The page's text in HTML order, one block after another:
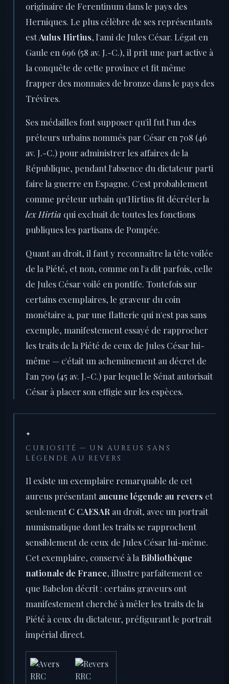
originaire de Ferentinum dans le pays des
Herniques. Le plus célèbre de ses représentants
estAulus Hirtius, l'ami de Jules César. Légat en
Gaule en 696 (58 av. J.-C.), il prit une part active à
la conquête de cette province et fit même
frapper des monnaies de bronze dans le pays des
Trévires.
Ses médailles font supposer qu'il fut l'un des
préteurs urbains nommés par César en 708 (46
av. J.-C.) pour administrer les affaires de la
République, pendant l'absence du dictateur parti
faire la guerre en Espagne. C'est probablement
comme préteur urbain qu'Hirtius fit décréter la
lex Hirtia qui excluait de toutes les fonctions
publiques les partisans de Pompée.
Quant au droit, il faut y reconnaître la tête voilée
de la Piété, et non, comme on l'a dit parfois, celle
de Jules César voilé en pontife. Toutefois sur
certains exemplaires, le graveur du coin
monétaire a, par une flatterie qui n'est pas sans
exemple, manifestement essayé de rapprocher
les traits de la Piété de ceux de Jules César lui-
même — c'était un acheminement au décret de
l'an 709 (45 av. J.-C.) par lequel le Sénat autorisait
César à placer son effigie sur les espèces.
✦
CURIOSITÉ — UN AUREUS SANS
LÉGENDE AU REVERS
Il existe un exemplaire remarquable de cet
aureus présentantaucune légende au revers et
seulementC CAESAR au droit, avec un portrait
numismatique dont les traits se rapprochent
sensiblement de ceux de Jules César lui-même.
Cet exemplaire, conservé à la Bibliothèque
nationale de France, illustre parfaitement ce
que Babelon décrit : certains graveurs ont
manifestement cherché à mêler les traits de la
Piété à ceux du dictateur, préfigurant le portrait
impérial direct.